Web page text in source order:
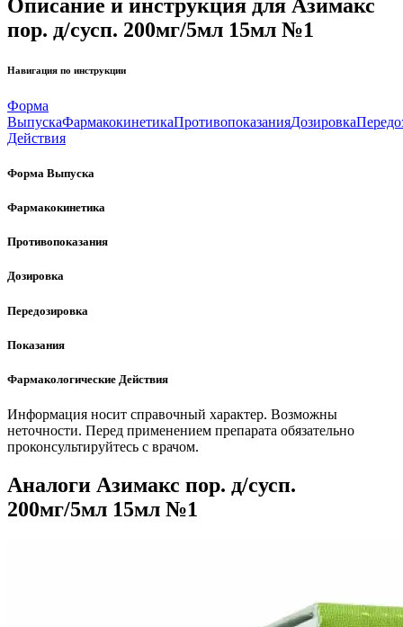
Описание и инструкция для Азимакс
пор. д/сусп. 200мг/5мл 15мл №1
Навигация по инструкции
Форма
ВыпускаФармакокинетикаПротивопоказанияДозировка
Действия
Форма Выпуска
Фармакокинетика
Противопоказания
Дозировка
Передозировка
Показания
Фармакологические Действия
Информация носит справочный характер. Возможны
неточности. Перед применением препарата обязательно
проконсультируйтесь с врачом.
Аналоги Азимакс пор. д/сусп.
200мг/5мл 15мл №1